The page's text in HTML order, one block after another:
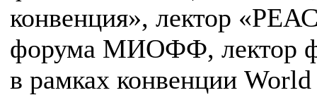
конвенция», лектор
форума МИОФФ, лектор
в рамках конвенции